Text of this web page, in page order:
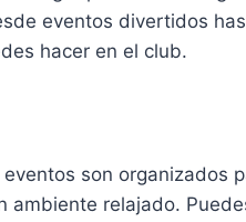
eventos divertidos
hacer en el club.
eventos son organizados
ambiente relajado.